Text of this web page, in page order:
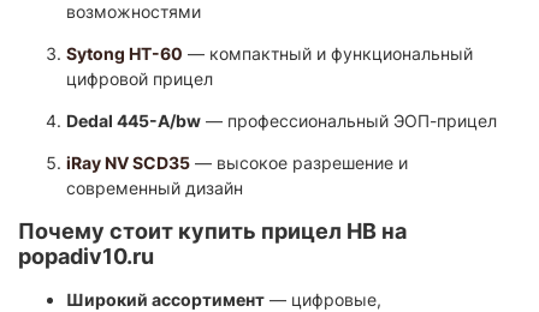
возможностями
Sytong HT-60 — компактный и функциональный
цифровой прицел
Dedal 445-А/bw — профессиональный ЭОП-прицел
iRay NV SCD35 — высокое разрешение и
современный дизайн
Почему стоит купить прицел НВ на
popadiv10.ru
Широкий ассортимент — цифровые,